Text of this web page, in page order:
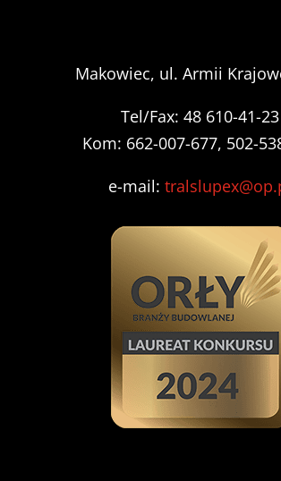
Makowiec, ul. Armii
Tel/Fax: 48 610-41-23
Kom: 662-007-677, 502-
e-mail: